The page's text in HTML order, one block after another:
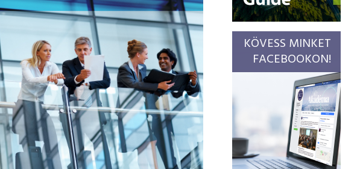
KÖVESS MINKET
FACEBOOKON!